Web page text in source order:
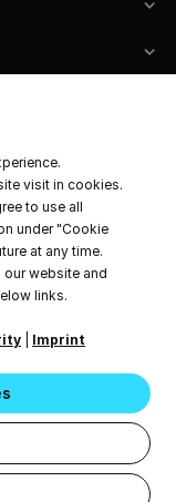
Service
visit in cookies.
to use all
under "Cookie
at any time.
website and
links.
Imprint